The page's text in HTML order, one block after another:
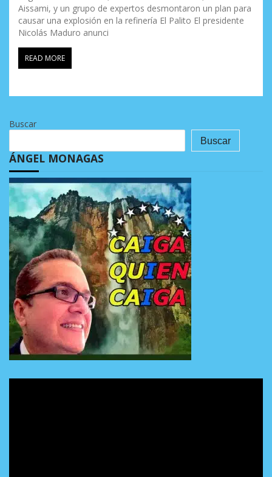
Aissami, y un grupo de expertos desmontaron un plan para
causar una explosión en la refinería El Palito El presidente
Nicolás Maduro anunci
READ MORE
Buscar
Buscar
ÁNGEL MONAGAS